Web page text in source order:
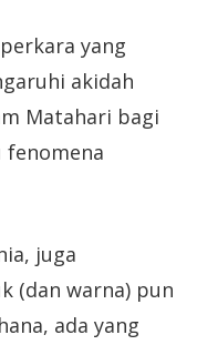
yang
akidah
Matahari bagi
fenomena
juga
(dan warna) pun
ada yang